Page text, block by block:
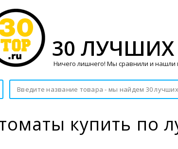
купить по
30 ЛУЧШИХ
Ничего лишнего! Мы сравнили и нашли